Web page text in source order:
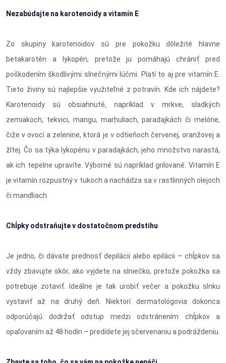
Nezabúdajte na karotenoidy a vitamín E
Zo skupiny karotenoidov sú pre pokožku dôležité hlavne
betakarotén a lykopén, pretože ju pomáhajú chrániť pred
poškodením škodlivými slnečnými lúčmi. Platí to aj pre vitamín E.
Tieto živiny sú najlepšie využiteľné z potravín. Kde ich nájdete?
Karotenoidy sú obsiahnuté, napríklad v mrkve, sladkých
zemiakoch, tekvici, mangu, marhuliach, paradajkách či melóne,
čiže v ovocí a zelenine, ktorá je v odtieňoch červenej, oranžovej a
žltej. Čo sa týka lykopénu v paradajkách, jeho množstvo narastá,
ak ich tepelne upravíte. Výborné sú napríklad grilované. Vitamín E
je vitamín rozpustný v tukoch a nachádza sa v rastlinných olejoch
či mandliach.
Chĺpky odstraňujte v dostatočnom predstihu
Je jedno, či dávate prednosť depilácii alebo epilácii – chĺpkov sa
vždy zbavujte skôr, ako vyjdete na slniečko, pretože pokožka sa
potrebuje zotaviť. Ideálne je tak urobiť večer a pokožku slnku
vystaviť až na druhý deň. Niektorí dermatológovia dokonca
odporúčajú dodržať odstup medzi odstránením chĺpkov a
opaľovaním až 48 hodín – predídete jej sčervenaniu a podráždeniu.